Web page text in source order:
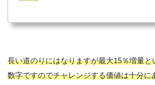
長い道のりにはなりますが最大15％増量と
数字ですのでチャレンジする価値は十分に